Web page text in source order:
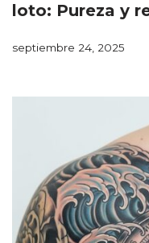
loto: Pureza y
septiembre 24, 2025